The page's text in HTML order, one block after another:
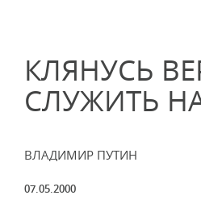
КЛЯНУСЬ
СЛУЖИТЬ
ВЛАДИМИР ПУТИН
07.05.2000